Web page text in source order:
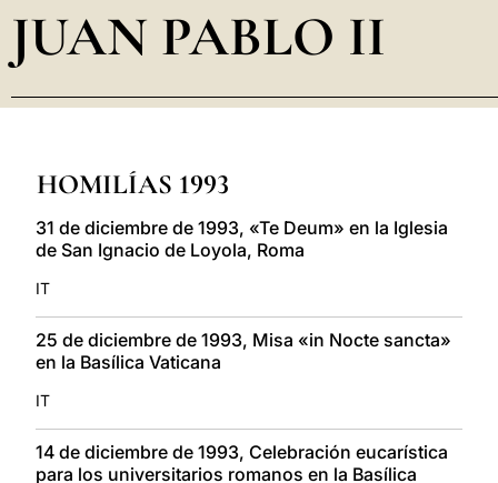
POLSKI
العربيّة
JUAN PABLO II
HOMILÍAS 1993
31 de diciembre de 1993, «Te Deum» en la Iglesia
de San Ignacio de Loyola, Roma
IT
25 de diciembre de 1993, Misa «in Nocte sancta»
en la Basílica Vaticana
IT
14 de diciembre de 1993, Celebración eucarística
para los universitarios romanos en la Basílica